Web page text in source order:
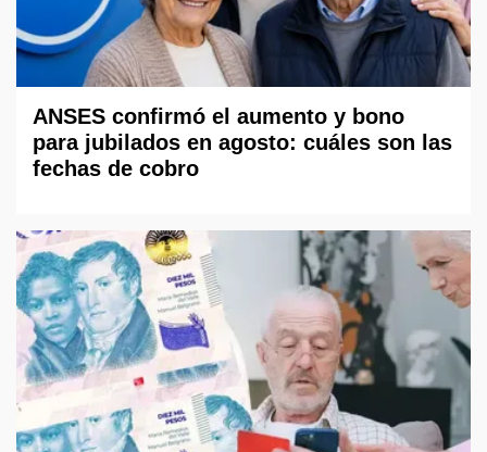
ANSES confirmó el aumento y bono
para jubilados en agosto: cuáles son las
fechas de cobro